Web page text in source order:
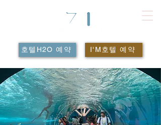
호텔H2O 예약 I'M호텔 예약